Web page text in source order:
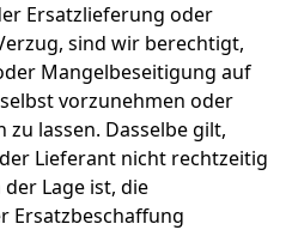
Ersatzlieferung oder
sind wir berechtigt,
Mangelbeseitigung auf
vorzunehmen oder
lassen. Dasselbe gilt,
Lieferant nicht rechtzeitig
Lage ist, die
Ersatzbeschaffung